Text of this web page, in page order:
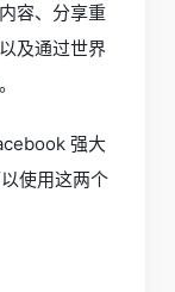
容、分享重
及通过世界
强大
使用这两个